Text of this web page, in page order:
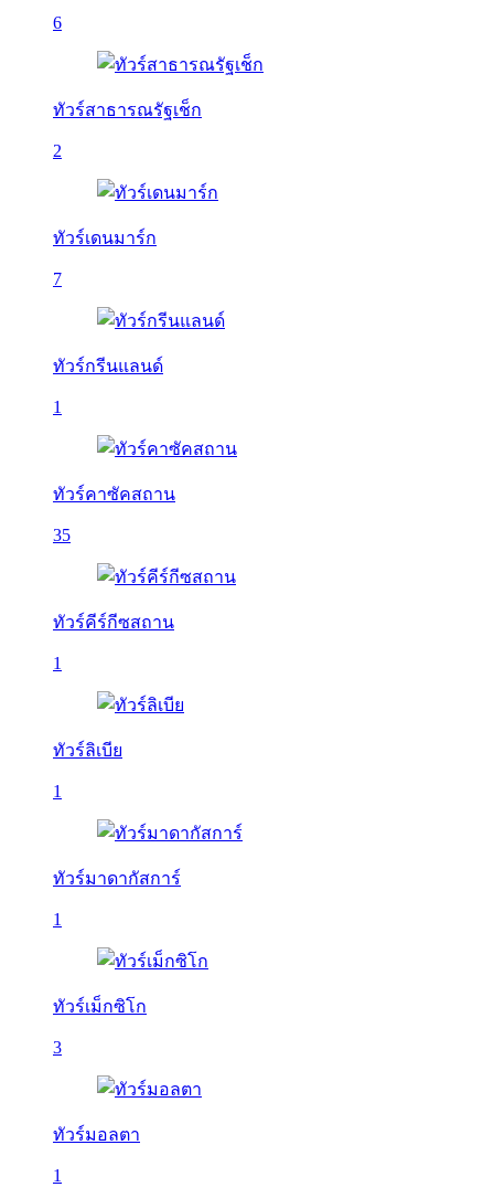
6
ทัวร์สาธารณรัฐเช็ก
2
ทัวร์เดนมาร์ก
7
ทัวร์กรีนแลนด์
1
ทัวร์คาซัคสถาน
35
ทัวร์คีร์กีซสถาน
1
ทัวร์ลิเบีย
1
ทัวร์มาดากัสการ์
1
ทัวร์เม็กซิโก
3
ทัวร์มอลตา
1